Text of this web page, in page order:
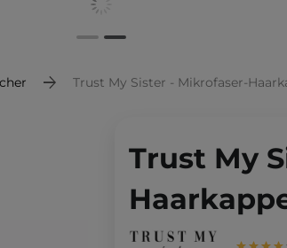
Lieferung in 1-2 Tagen
uns weiter und sammle noch mehr Punkte
Trust My Sister - Mikrofaser-
Trust My